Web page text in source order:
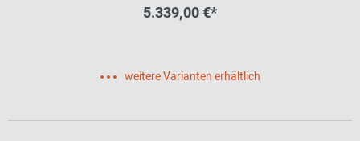
5.339,00 €*
weitere Varianten erhältlich